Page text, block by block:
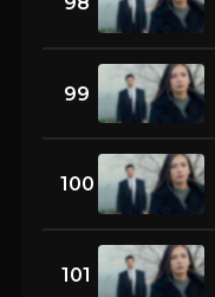
99
100
101